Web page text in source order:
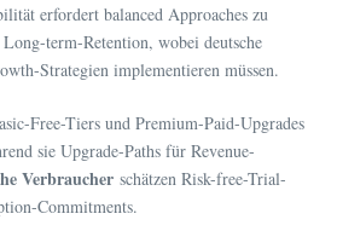
erfordert balanced Approaches zu
term-Retention, wobei deutsche
Strategien implementieren müssen.
Free-Tiers und Premium-Paid-Upgrades
sie Upgrade-Paths für Revenue-
Verbraucher schätzen Risk-free-Trial-
Commitments.